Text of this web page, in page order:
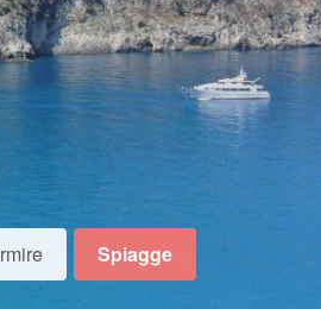
Spiagge